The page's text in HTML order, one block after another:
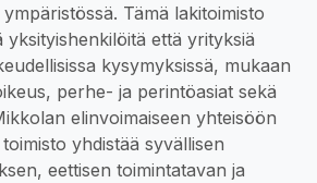
Tämä lakitoimisto
yksityishenkilöitä että yrityksiä
kysymyksissä, mukaan
perhe- ja perintöasiat sekä
elinvoimaiseen yhteisöön
yhdistää syvällisen
eettisen toimintatavan ja